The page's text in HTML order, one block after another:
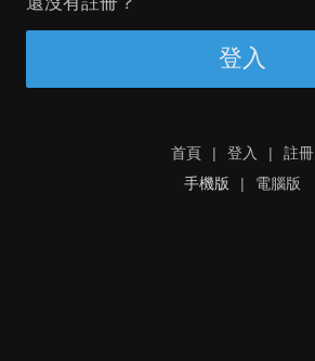
登入
首頁 | 登入 |
註冊
手機版
| 電腦版